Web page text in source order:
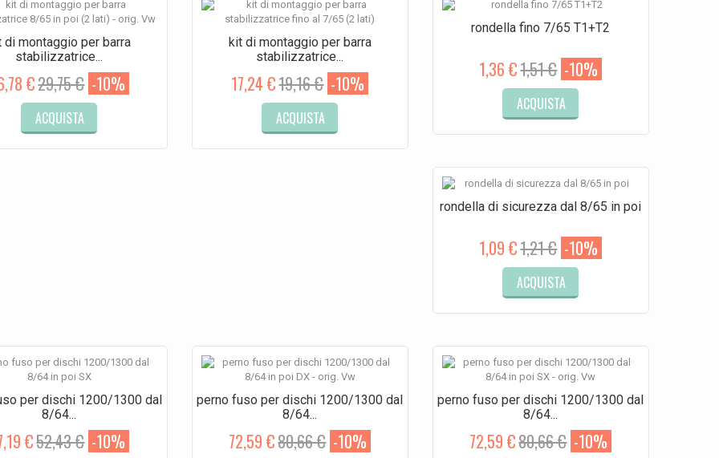
di montaggio per barra
stabilizzatrice...
€29,75 € -10%
ACQUISTA
kit di montaggio per barra
stabilizzatrice...
17,24 €19,16 € -10%
ACQUISTA
rondella fino 7/65 T1+T2
1,36 €1,51 € -10%
ACQUISTA
rondella di sicurezza dal 8/65 in poi
1,09 €1,21 € -10%
ACQUISTA
per dischi 1200/1300 dal
8/64...
€52,43 € -10%
perno fuso per dischi 1200/1300 dal
8/64...
72,59 €80,66 € -10%
perno fuso per dischi 1200/1300 dal
8/64...
72,59 €80,66 € -10%